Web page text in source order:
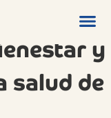
entre
y
salud de